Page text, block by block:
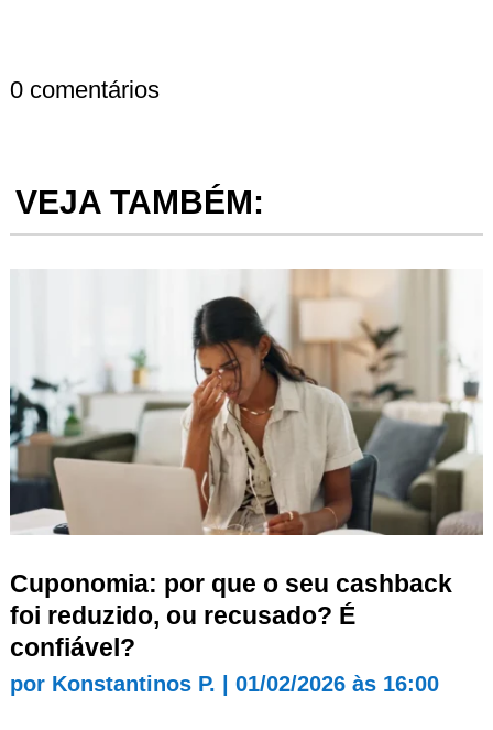
0 comentários
VEJA TAMBÉM:
Cuponomia: por que o seu cashback
foi reduzido, ou recusado? É
confiável?
por Konstantinos P. | 01/02/2026 às 16:00